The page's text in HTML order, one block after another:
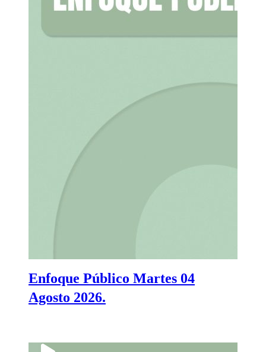
Enfoque Público Martes 04
Agosto 2026.